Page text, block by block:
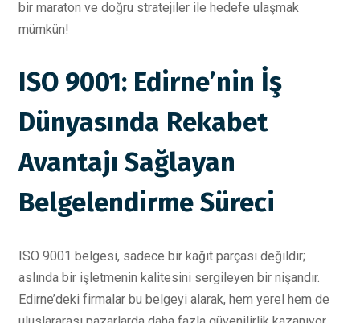
bir maraton ve doğru stratejiler ile hedefe ulaşmak
mümkün!
ISO 9001: Edirne’nin İş
Dünyasında Rekabet
Avantajı Sağlayan
Belgelendirme Süreci
ISO 9001 belgesi, sadece bir kağıt parçası değildir;
aslında bir işletmenin kalitesini sergileyen bir nişandır.
Edirne’deki firmalar bu belgeyi alarak, hem yerel hem de